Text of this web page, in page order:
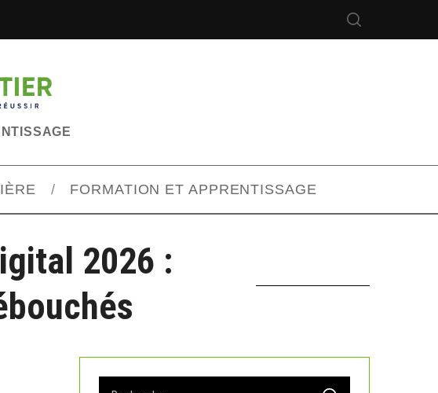
FORMATION ET APPRENTISSAGE
2026 :